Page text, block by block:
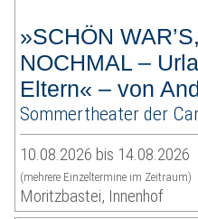
»SCHÖN
NOCHMAL –
Eltern« – von
Sommertheater der
10.08.2026 bis 14.08.2026
(mehrere Einzeltermine im Zeitraum)
Moritzbastei, Innenhof